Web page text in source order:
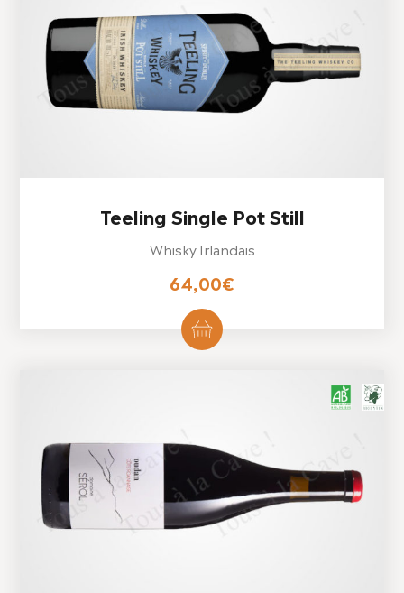
Teeling Single Pot Still
Whisky Irlandais
64,00€